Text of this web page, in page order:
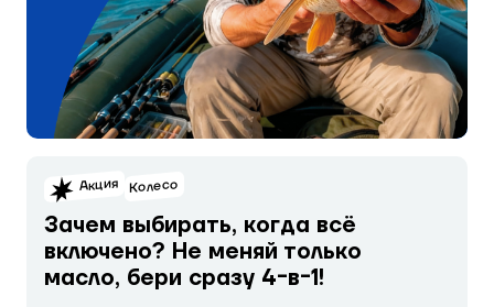
Акция Колесо
Зачем выбирать, когда всё
включено? Не меняй только
масло, бери сразу 4-в-1!